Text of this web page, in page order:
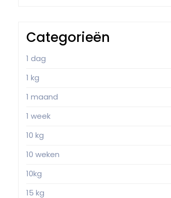
Categorieën
1 dag
1 kg
1 maand
1 week
10 kg
10 weken
10kg
15 kg